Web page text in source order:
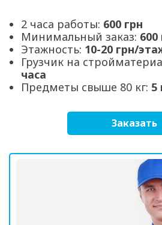
2 часа работы: 600 грн
Минимальный заказ: 600
Этажность: 10-20 грн/
Грузчик на
часа
Предметы свыше 80 кг: 5
Заказать